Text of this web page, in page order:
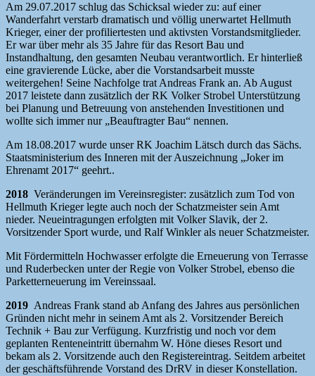
Am 29.07.2017 schlug das Schicksal wieder zu: auf einer
Wanderfahrt verstarb dramatisch und völlig unerwartet Hellmuth
Krieger, einer der profiliertesten und aktivsten Vorstandsmitglieder.
Er war über mehr als 35 Jahre für das Resort Bau und
Instandhaltung, den gesamten Neubau verantwortlich. Er hinterließ
eine gravierende Lücke, aber die Vorstandsarbeit musste
weitergehen! Seine Nachfolge trat Andreas Frank an. Ab August
2017 leistete dann zusätzlich der RK Volker Strobel Unterstützung
bei Planung und Betreuung von anstehenden Investitionen und
wollte sich immer nur „Beauftragter Bau“ nennen.
Am 18.08.2017 wurde unser RK Joachim Lätsch durch das Sächs.
Staatsministerium des Inneren mit der Auszeichnung „Joker im
Ehrenamt 2017“ geehrt..
2018 Veränderungen im Vereinsregister: zusätzlich zum Tod von
Hellmuth Krieger legte auch noch der Schatzmeister sein Amt
nieder. Neueintragungen erfolgten mit Volker Slavik, der 2.
Vorsitzender Sport wurde, und Ralf Winkler als neuer Schatzmeister.
Mit Fördermitteln Hochwasser erfolgte die Erneuerung von Terrasse
und Ruderbecken unter der Regie von Volker Strobel, ebenso die
Parketterneuerung im Vereinssaal.
2019 Andreas Frank stand ab Anfang des Jahres aus persönlichen
Gründen nicht mehr in seinem Amt als 2. Vorsitzender Bereich
Technik + Bau zur Verfügung. Kurzfristig und noch vor dem
geplanten Renteneintritt übernahm W. Höne dieses Resort und
bekam als 2. Vorsitzende auch den Registereintrag. Seitdem arbeitet
der geschäftsführende Vorstand des DrRV in dieser Konstellation.